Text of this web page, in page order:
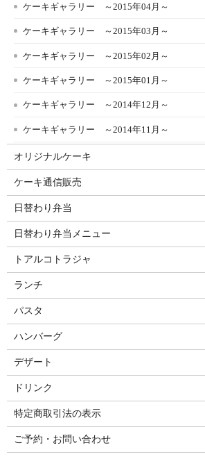
ケーキギャラリー ～2015年04月～
ケーキギャラリー ～2015年03月～
ケーキギャラリー ～2015年02月～
ケーキギャラリー ～2015年01月～
ケーキギャラリー ～2014年12月～
ケーキギャラリー ～2014年11月～
オリジナルケーキ
ケーキ通信販売
日替わり弁当
日替わり弁当メニュー
トアルコトラジャ
ランチ
パスタ
ハンバーグ
デザート
ドリンク
特定商取引法の表示
ご予約・お問い合わせ